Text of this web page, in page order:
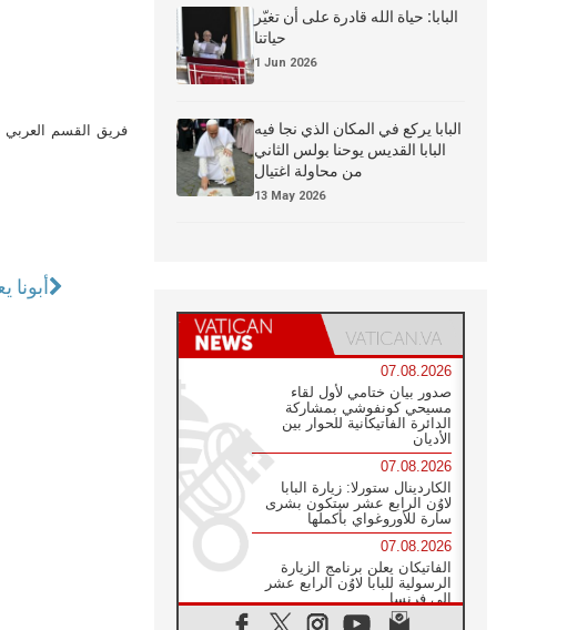
فريق القسم
البابا: حياة الله قادرة على أن تغيّر
حياتنا
1 Jun 2026
البابا يركع في المكان الذي نجا فيه
البابا القديس يوحنا بولس الثاني
من محاولة اغتيال
13 May 2026
07.08.2026
صدور بيان ختامي لأول لقاء
مسيحي كونفوشي بمشاركة
الدائرة الفاتيكانية للحوار بين
الأديان
07.08.2026
الكاردينال ستورلا: زيارة البابا
لاوُن الرابع عشر ستكون بشرى
سارة للأوروغواي بأكملها
07.08.2026
الفاتيكان يعلن برنامج الزيارة
الرسولية للبابا لاوُن الرابع عشر
إلى فرنسا
07.08.2026